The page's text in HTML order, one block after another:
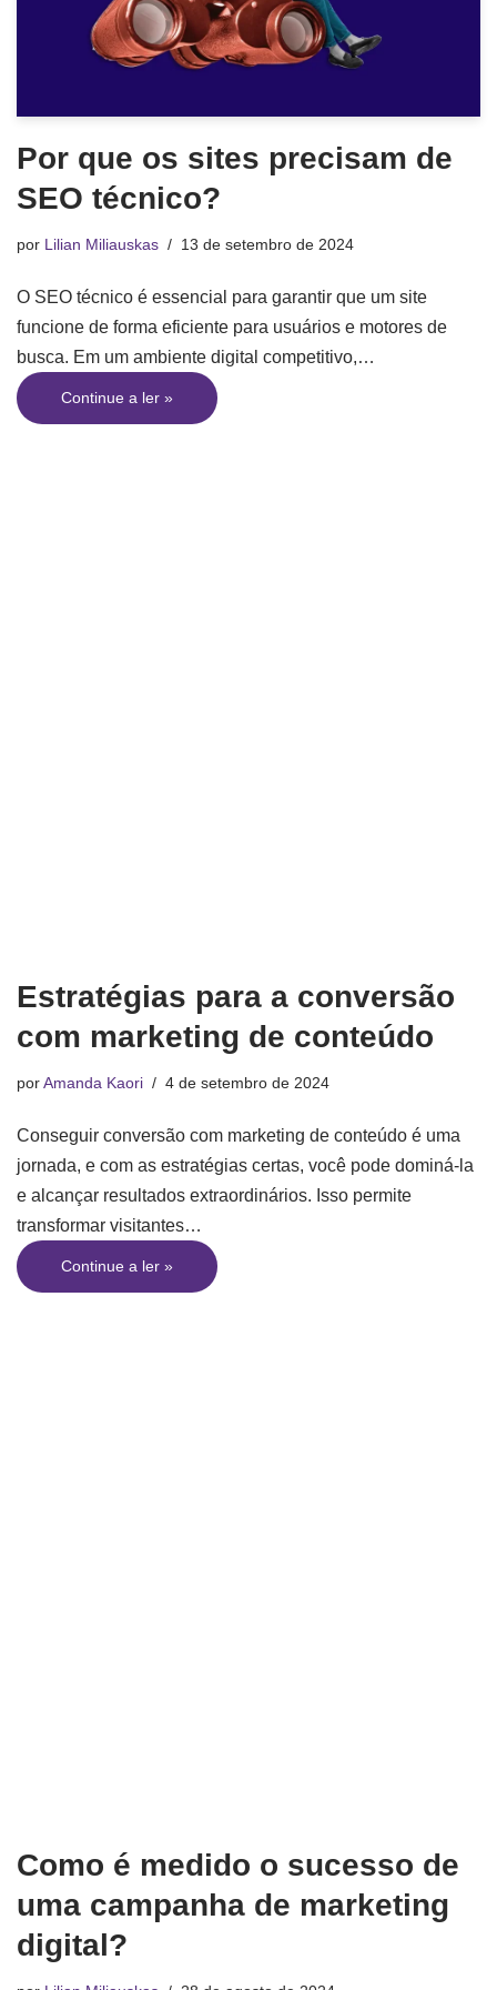
Por que os sites precisam de
SEO técnico?
por Lilian Miliauskas 13 de setembro de 2024
O SEO técnico é essencial para garantir que um site
funcione de forma eficiente para usuários e motores de
busca. Em um ambiente digital competitivo,…
Continue a ler »
Estratégias para a conversão
com marketing de conteúdo
porAmanda Kaori 4 de setembro de 2024
Conseguir conversão com marketing de conteúdo é uma
jornada, e com as estratégias certas, você pode dominá-la
e alcançar resultados extraordinários. Isso permite
transformar visitantes…
Continue a ler »
Como é medido o sucesso de
uma campanha de marketing
digital?